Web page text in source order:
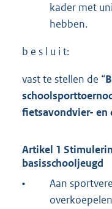
kader met
hebben.
b e s l u i t:
vast te stellen de “
fietsavondvier- en
Artikel 1
basisschooljeugd
•
Aan